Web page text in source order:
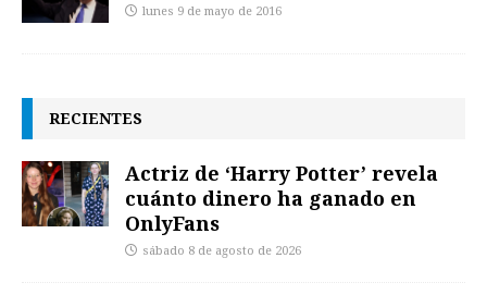
lunes 9 de mayo de 2016
RECIENTES
Actriz de ‘Harry Potter’ revela
cuánto dinero ha ganado en
OnlyFans
sábado 8 de agosto de 2026